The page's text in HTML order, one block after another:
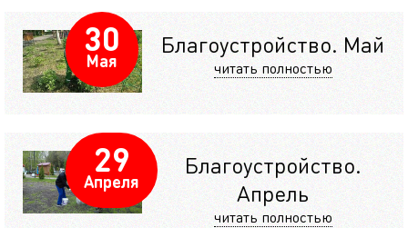
30
Мая
Благоустройство. Май
читать полностью
29
Апреля
Благоустройство.
Апрель
читать полностью